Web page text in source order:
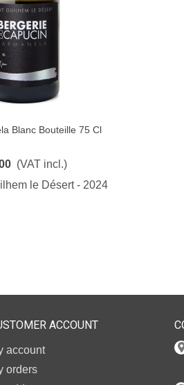
Quick View
Blanc Bouteille 75 Cl
(VAT incl.)
le Désert - 2024
ACCOUNT
account
orders